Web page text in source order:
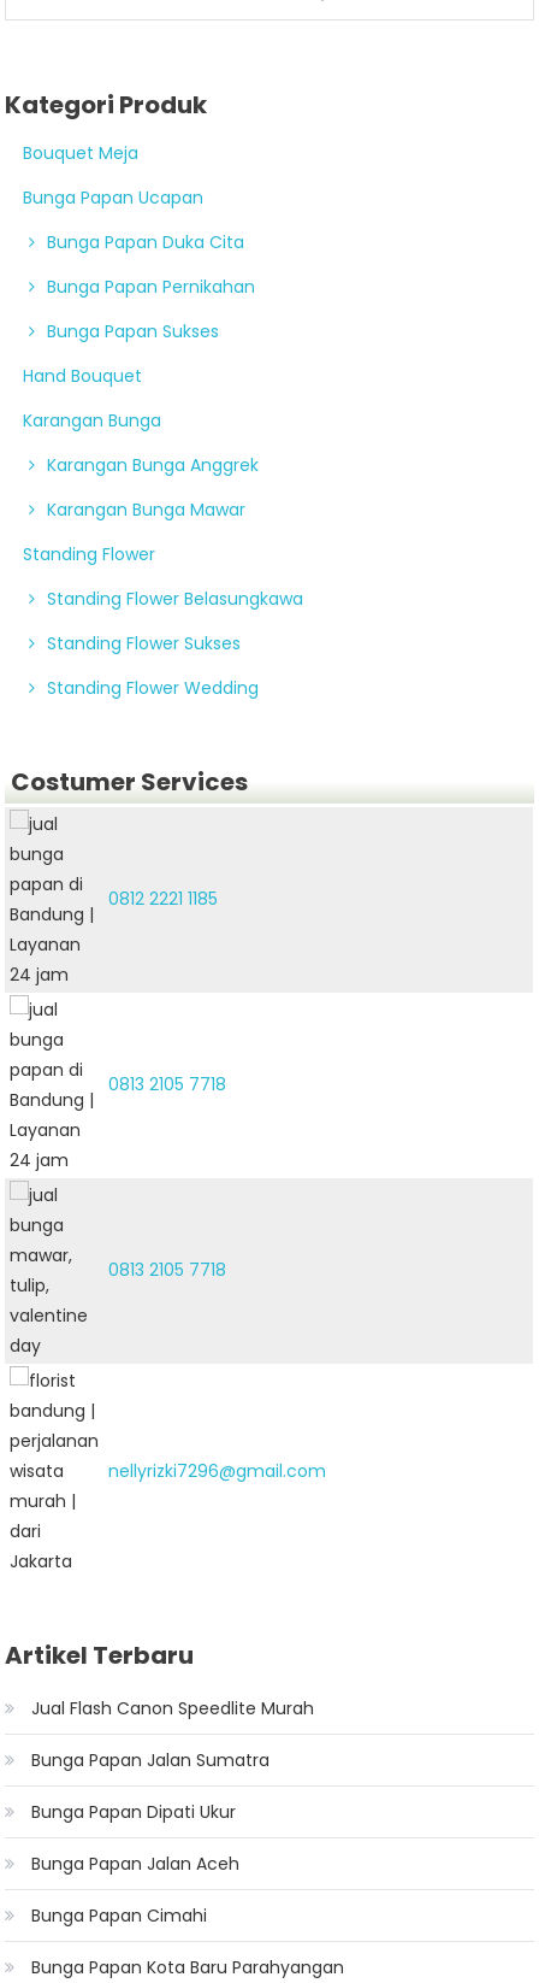
Kategori Produk
Bouquet Meja
Bunga Papan Ucapan
Bunga Papan Duka Cita
Bunga Papan Pernikahan
Bunga Papan Sukses
Hand Bouquet
Karangan Bunga
Karangan Bunga Anggrek
Karangan Bunga Mawar
Standing Flower
Standing Flower Belasungkawa
Standing Flower Sukses
Standing Flower Wedding
Costumer Services
0812 2221 1185
0813 2105 7718
0813 2105 7718
nellyrizki7296@gmail.com
Artikel Terbaru
Jual Flash Canon Speedlite Murah
Bunga Papan Jalan Sumatra
Bunga Papan Dipati Ukur
Bunga Papan Jalan Aceh
Bunga Papan Cimahi
Bunga Papan Kota Baru Parahyangan